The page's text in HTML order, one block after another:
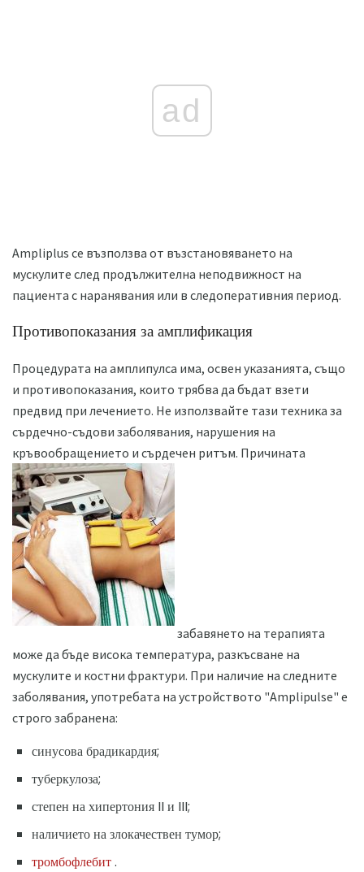
ad
Ampliplus се възползва от възстановяването на
мускулите след продължителна неподвижност на
пациента с наранявания или в следоперативния период.
Противопоказания за амплификация
Процедурата на амплипулса има, освен указанията, също
и противопоказания, които трябва да бъдат взети
предвид при лечението. Не използвайте тази техника за
сърдечно-съдови заболявания, нарушения на
кръвообращението и сърдечен ритъм. Причината
забавянето на терапията
може да бъде висока температура, разкъсване на
мускулите и костни фрактури. При наличие на следните
заболявания, употребата на устройството "Amplipulse" е
строго забранена:
синусова брадикардия;
туберкулоза;
степен на хипертония II и III;
наличието на злокачествен тумор;
тромбофлебит.